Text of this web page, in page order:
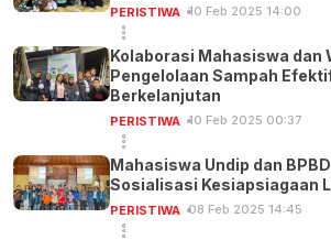
PERISTIWA 10 Feb 2025 14:00
Kolaborasi Mahasiswa dan
Pengelolaan Sampah
Berkelanjutan
PERISTIWA 10 Feb 2025 00:37
Mahasiswa Undip dan
Sosialisasi Kesiapsiagaan
PERISTIWA 08 Feb 2025 14:45